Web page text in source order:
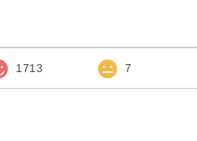
1713 7